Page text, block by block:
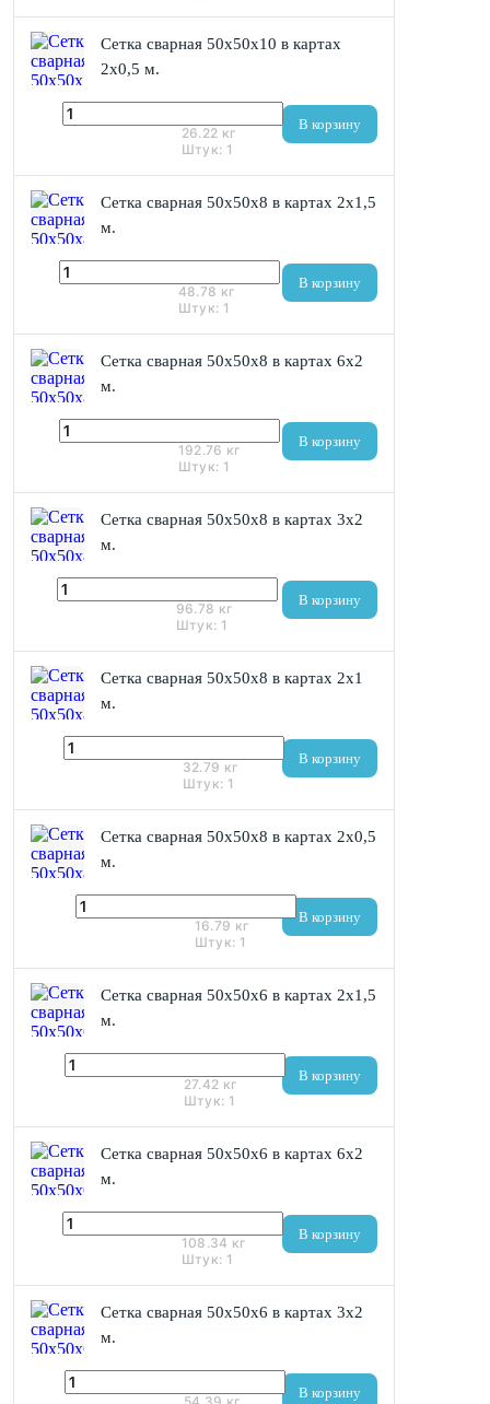
Сетка сварная 50х50x10 в картах
2х0,5 м.
В корзину
26.22 кг
Штук: 1
Сетка сварная 50х50x8 в картах 2х1,5
м.
В корзину
48.78 кг
Штук: 1
Сетка сварная 50х50x8 в картах 6х2
м.
В корзину
192.76 кг
Штук: 1
Сетка сварная 50х50x8 в картах 3х2
м.
В корзину
96.78 кг
Штук: 1
Сетка сварная 50х50x8 в картах 2х1
м.
В корзину
32.79 кг
Штук: 1
Сетка сварная 50х50x8 в картах 2х0,5
м.
В корзину
16.79 кг
Штук: 1
Сетка сварная 50х50x6 в картах 2х1,5
м.
В корзину
27.42 кг
Штук: 1
Сетка сварная 50х50x6 в картах 6х2
м.
В корзину
108.34 кг
Штук: 1
Сетка сварная 50х50x6 в картах 3х2
м.
В корзину